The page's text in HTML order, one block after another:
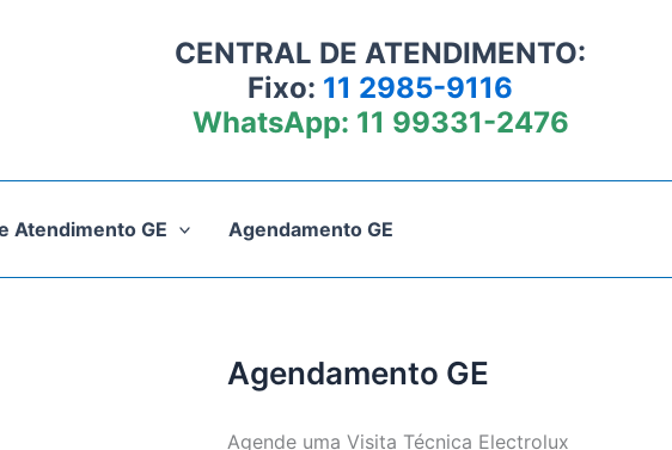
CENTRAL DE ATENDIMENTO:
Fixo: 11 2985-9116
WhatsApp: 11 99331-2476
Atendimento GE Agendamento GE
Agendamento GE
Agende uma Visita Técnica Electrolux